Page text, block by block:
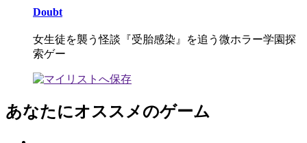
Doubt
女生徒を襲う怪談『受胎感染』を追う微ホラー学園探
索ゲー
あなたにオススメのゲーム